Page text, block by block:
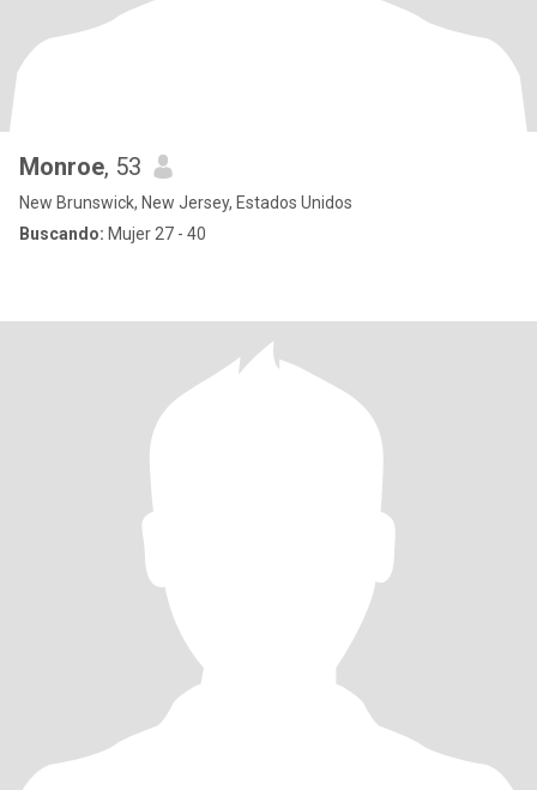
Monroe, 53
New Brunswick, New Jersey, Estados Unidos
Buscando: Mujer 27 - 40